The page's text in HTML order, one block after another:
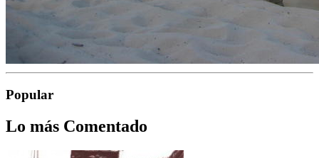
Popular
Lo más Comentado